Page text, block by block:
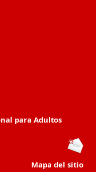
para Adultos
Mapa del sitio